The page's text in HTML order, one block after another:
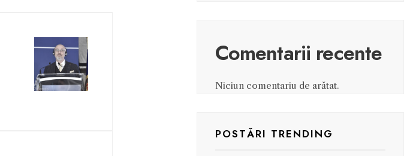
Comentarii recente
Niciun comentariu de arătat.
POSTĂRI TRENDING